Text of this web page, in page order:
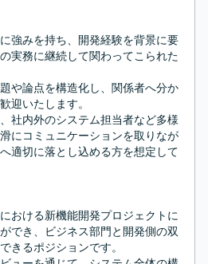
強みを持ち、開発経験を背景に要
実務に継続して関わってこられた
や論点を構造化し、関係者へ分か
迎いたします。
社内外のシステム担当者など多様
にコミュニケーションを取りなが
適切に落とし込める方を想定して
おける新機能開発プロジェクトに
でき、ビジネス部門と開発側の双
きるポジションです。